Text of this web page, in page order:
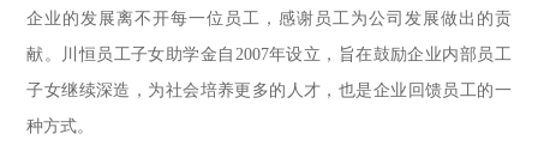
企业的发展离不开每一位员工，感谢员工为公司发展做出的贡
献。川恒员工子女助学金自 2007年设立，旨在鼓励企业内部员工
子女继续深造，为社会培养更多的人才，也是企业回馈员工的一
种方式。